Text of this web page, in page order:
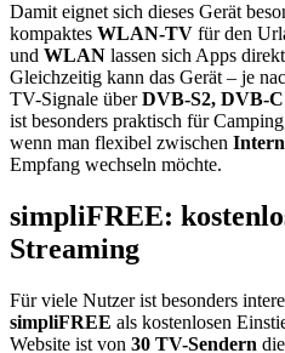
Damit eignet sich dieses Gerät
kompaktes WLAN-TV für den
und WLAN lassen sich Apps
Gleichzeitig kann das Gerät – je
TV-Signale überDVB-S2, DVB-
ist besonders praktisch für
wenn man flexibel zwischen
Empfang wechseln möchte.
simpliFREE:
Streaming
Für viele Nutzer ist besonders
simpliFREE als kostenlosen
Website ist von 30 TV-Sendern